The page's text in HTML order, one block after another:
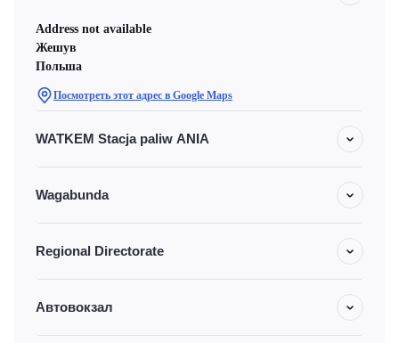
Address not available
Жешув
Польша
Посмотреть этот адрес в Google Maps
WATKEM Stacja paliw ANIA
Wagabunda
Regional Directorate
Автовокзал